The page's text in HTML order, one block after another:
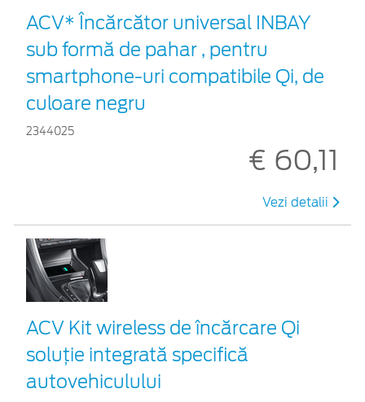
ACV* Încărcător universal INBAY
sub formă de pahar , pentru
smartphone-uri compatibile Qi, de
culoare negru
2344025
€ 60,11
Vezi detalii
ACV Kit wireless de încărcare Qi
soluție integrată specifică
autovehiculului